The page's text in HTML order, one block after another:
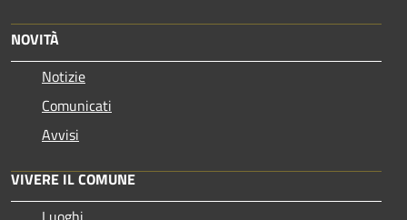
NOVITÀ
Notizie
Comunicati
Avvisi
VIVERE IL COMUNE